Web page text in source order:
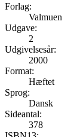
Forlag:
Valmuen
Udgave:
2
Udgivelsesår:
2000
Format:
Hæftet
Sprog:
Dansk
Sideantal:
378